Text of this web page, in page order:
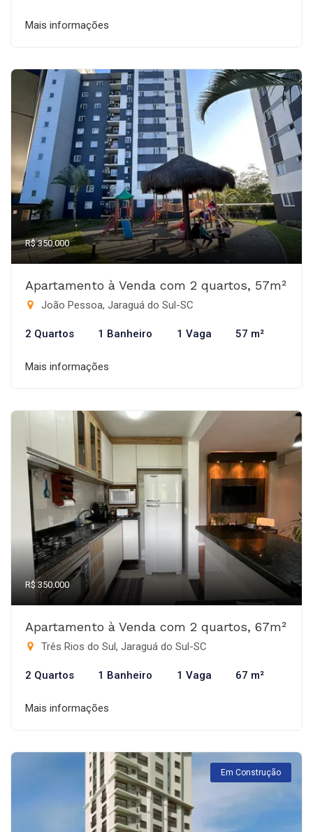
Mais informações
R$ 350.000
Apartamento à Venda com 2 quartos, 57m²
João Pessoa, Jaraguá do Sul-SC
2 Quartos 1 Banheiro 1 Vaga 57 m²
Mais informações
R$ 350.000
Apartamento à Venda com 2 quartos, 67m²
Três Rios do Sul, Jaraguá do Sul-SC
2 Quartos 1 Banheiro 1 Vaga 67 m²
Mais informações
Em Construção